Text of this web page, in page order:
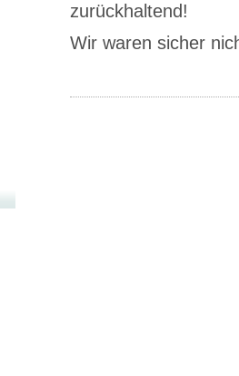
zurückhaltend!
Wir waren sicher